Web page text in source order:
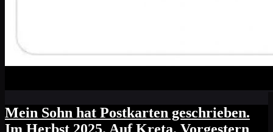
Mein Sohn hat Postkarten geschrieben.
Im Herbst 2025. Auf Kreta. Vorgestern